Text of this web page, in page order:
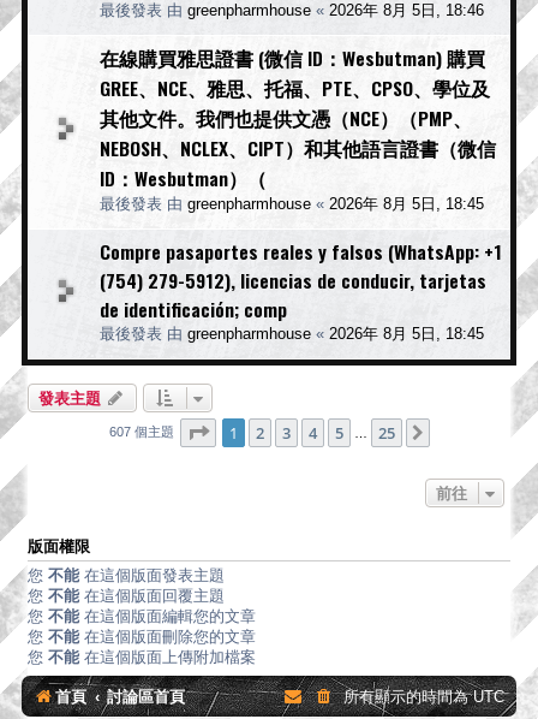
最後發表 由 greenpharmhouse « 2026年 8月 5日, 18:46
在線購買雅思證書 (微信 ID：Wesbutman) 購買
GREE、NCE、雅思、托福、PTE、CPSO、學位及
其他文件。我們也提供文憑（NCE）（PMP、
NEBOSH、NCLEX、CIPT）和其他語言證書（微信
ID：Wesbutman）（
最後發表 由 greenpharmhouse « 2026年 8月 5日, 18:45
Compre pasaportes reales y falsos (WhatsApp: +1
(754) 279-5912), licencias de conducir, tarjetas
de identificación; comp
最後發表 由 greenpharmhouse « 2026年 8月 5日, 18:45
發表主題
607 個主題 第 1 頁 (共25 頁)
1 2 3 4 5 25
前往
版面權限
您 不能 在這個版面發表主題
您 不能 在這個版面回覆主題
您 不能 在這個版面編輯您的文章
您 不能 在這個版面刪除您的文章
您 不能 在這個版面上傳附加檔案
首頁 討論區首頁 所有顯示的時間為UTC